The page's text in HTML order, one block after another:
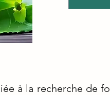
à la recherche de